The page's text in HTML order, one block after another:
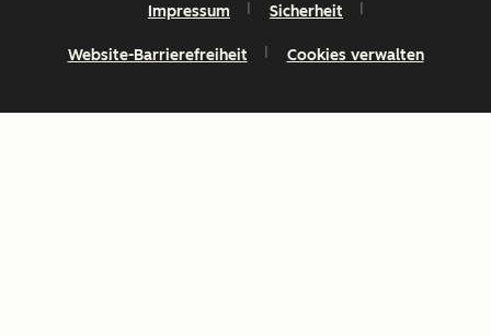
Impressum Sicherheit
Website-Barrierefreiheit Cookies verwalten